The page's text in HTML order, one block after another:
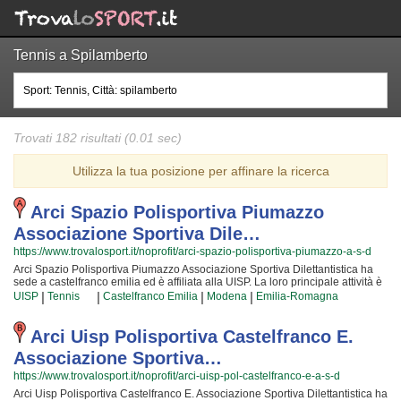
Tennis a Spilamberto
Trovati 182 risultati (0.01 sec)
Utilizza la tua posizione per affinare la ricerca
Arci Spazio Polisportiva Piumazzo
Associazione Sportiva Dile…
https://www.trovalosport.it/noprofit/arci-spazio-polisportiva-piumazzo-a-s-d
Arci Spazio Polisportiva Piumazzo Associazione Sportiva Dilettantistica ha
sede a castelfranco emilia ed è affiliata alla UISP. La loro principale attività è
quella di incrementare la forma fisica e il benessere delle persone
organizzando corsi sul territorio (anche per bambini e ragazzi). Le loro
lezioni aiutano a sviluppare le capacità motorie e fisiche ed a sono utili a il
proprio aspetto fisico per arrivare ad una maggior sicurezza individuale
operando anche sulla propria autostima. I loro istruttori sono i più bravi della
provincia e si aggiornano costantemente partecipando agli aggiornamenti
{text_aff3} per garantire la massima tranquillità e professionalità ai loro
iscritti. Il risultato e il divertimento che si producono facendo yoga rendono
questa attività davvero speciale, per cui, una volta che sarete partiti, non
UISP | Tennis | Castelfranco Emilia | Modena | Emilia-Romagna
Arci Uisp Polisportiva Castelfranco E.
Associazione Sportiva…
https://www.trovalosport.it/noprofit/arci-uisp-pol-castelfranco-e-a-s-d
Arci Uisp Polisportiva Castelfranco E. Associazione Sportiva Dilettantistica ha